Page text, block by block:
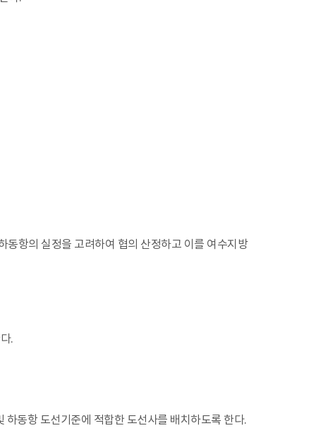
동항의 실정을 고려하여 협의 산정하고 이를 여수지방
.
동항 도선기준에 적합한 도선사를 배치하도록 한다.